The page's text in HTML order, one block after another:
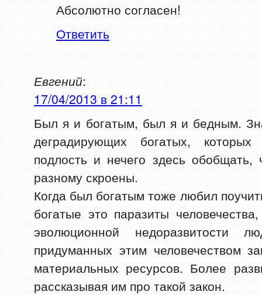
Абсолютно согласен!
Ответить
Евгений:
17/04/2013 в 21:11
Был я и богатым, был я и бедным.
деградирующих богатых,
подлость и нечего здесь
разному скроены.
Когда был богатым тоже любил
богатые это паразиты
эволюционной недоразвитости
придуманных этим человечеством
материальных ресурсов. Более
рассказывая им про такой закон.